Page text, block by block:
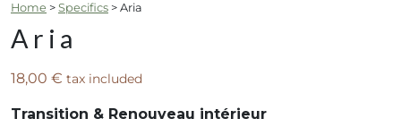
Home > Specifics > Aria
Aria
18,00 € tax included
Transition & Renouveau intérieur